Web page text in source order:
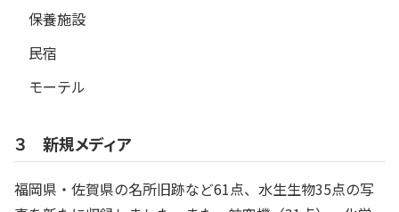
保養施設
民宿
モーテル
３ 新規メディア
福岡県・佐賀県の名所旧跡など61点、水生生物35点の写